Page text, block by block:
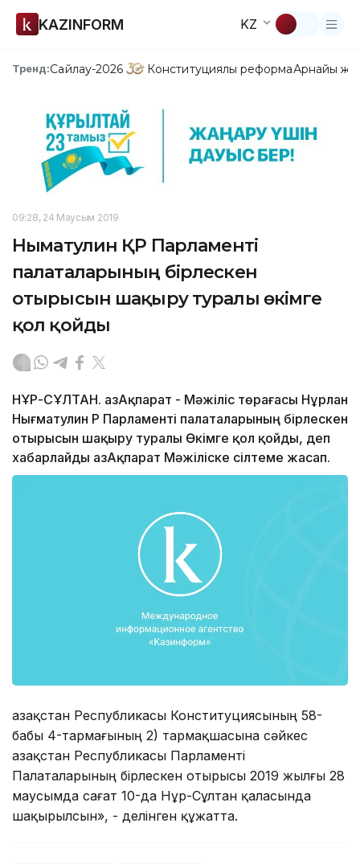
KAZINFORM KZ
Тренд:Сайлау-2026 Конституциялық реформаАрнайы
09:28, 24 Маусым 2019
Нығматулин ҚР Парламенті
палаталарының бірлескен
отырысын шақыру туралы өкімге
қол қойды
НҰР-СҰЛТАН. ҚазАқпарат - Мәжіліс төрағасы Нұрлан
Нығматулин ҚР Парламенті палаталарының бірлескен
отырысын шақыру туралы Өкімге қол қойды, деп
хабарлайды ҚазАқпарат Мәжіліске сілтеме жасап.
Қазақстан Республикасы Конституциясының 58-
бабы 4-тармағының 2) тармақшасына сәйкес
Қазақстан Республикасы Парламенті
Палаталарының бірлескен отырысы 2019 жылғы 28
маусымда сағат 10-да Нұр-Сұлтан қаласында
шақырылсын», - делінген құжатта.